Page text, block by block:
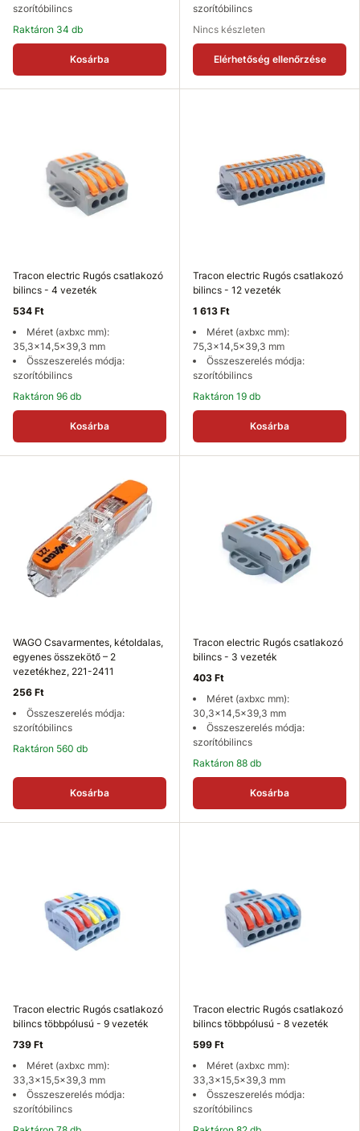
szorítóbilincs
Raktáron 34 db
Kosárba
szorítóbilincs
Nincs készleten
Elérhetőség ellenőrzése
Tracon electric Rugós csatlakozó
bilincs - 4 vezeték
534 Ft
Méret (axbxc mm):
35,3x14,5x39,3 mm
Összeszerelés módja:
szorítóbilincs
Raktáron 96 db
Kosárba
Tracon electric Rugós csatlakozó
bilincs - 12 vezeték
1 613 Ft
Méret (axbxc mm):
75,3x14,5x39,3 mm
Összeszerelés módja:
szorítóbilincs
Raktáron 19 db
Kosárba
WAGO Csavarmentes, kétoldalas,
egyenes összekötő – 2
vezetékhez, 221-2411
256 Ft
Összeszerelés módja:
szorítóbilincs
Raktáron 560 db
Kosárba
Tracon electric Rugós csatlakozó
bilincs - 3 vezeték
403 Ft
Méret (axbxc mm):
30,3x14,5x39,3 mm
Összeszerelés módja:
szorítóbilincs
Raktáron 88 db
Kosárba
Tracon electric Rugós csatlakozó
bilincs többpólusú - 9 vezeték
739 Ft
Méret (axbxc mm):
33,3x15,5x39,3 mm
Összeszerelés módja:
szorítóbilincs
Tracon electric Rugós csatlakozó
bilincs többpólusú - 8 vezeték
599 Ft
Méret (axbxc mm):
33,3x15,5x39,3 mm
Összeszerelés módja:
szorítóbilincs